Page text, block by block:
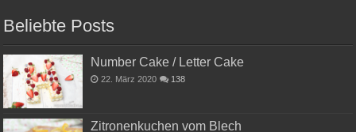
Beliebte Posts
Number Cake / Letter Cake
22. März 2020 138
Zitronenkuchen vom Blech